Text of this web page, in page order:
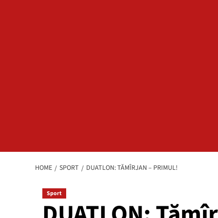
HOME SPORT DUATLON: TĂMÎRJAN – PRIMUL!
Sport